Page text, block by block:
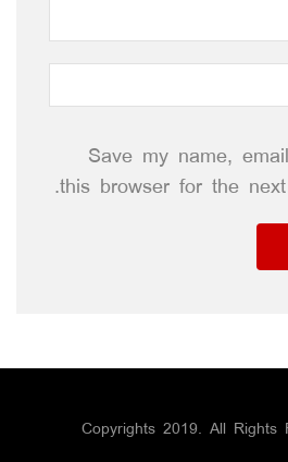
Save my name,
this browser for the